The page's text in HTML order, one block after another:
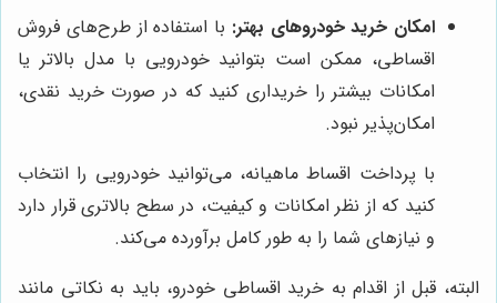
امکان خرید خودروهای بهتر: با استفاده از طرح‌های فروش
اقساطی، ممکن است بتوانید خودرویی با مدل بالاتر یا
امکانات بیشتر را خریداری کنید که در صورت خرید نقدی،
امکان‌پذیر نبود.
با پرداخت اقساط ماهیانه، می‌توانید خودرویی را انتخاب
کنید که از نظر امکانات و کیفیت، در سطح بالاتری قرار دارد
و نیازهای شما را به طور کامل برآورده می‌کند.
البته، قبل از اقدام به خرید اقساطی خودرو، باید به نکاتی مانند